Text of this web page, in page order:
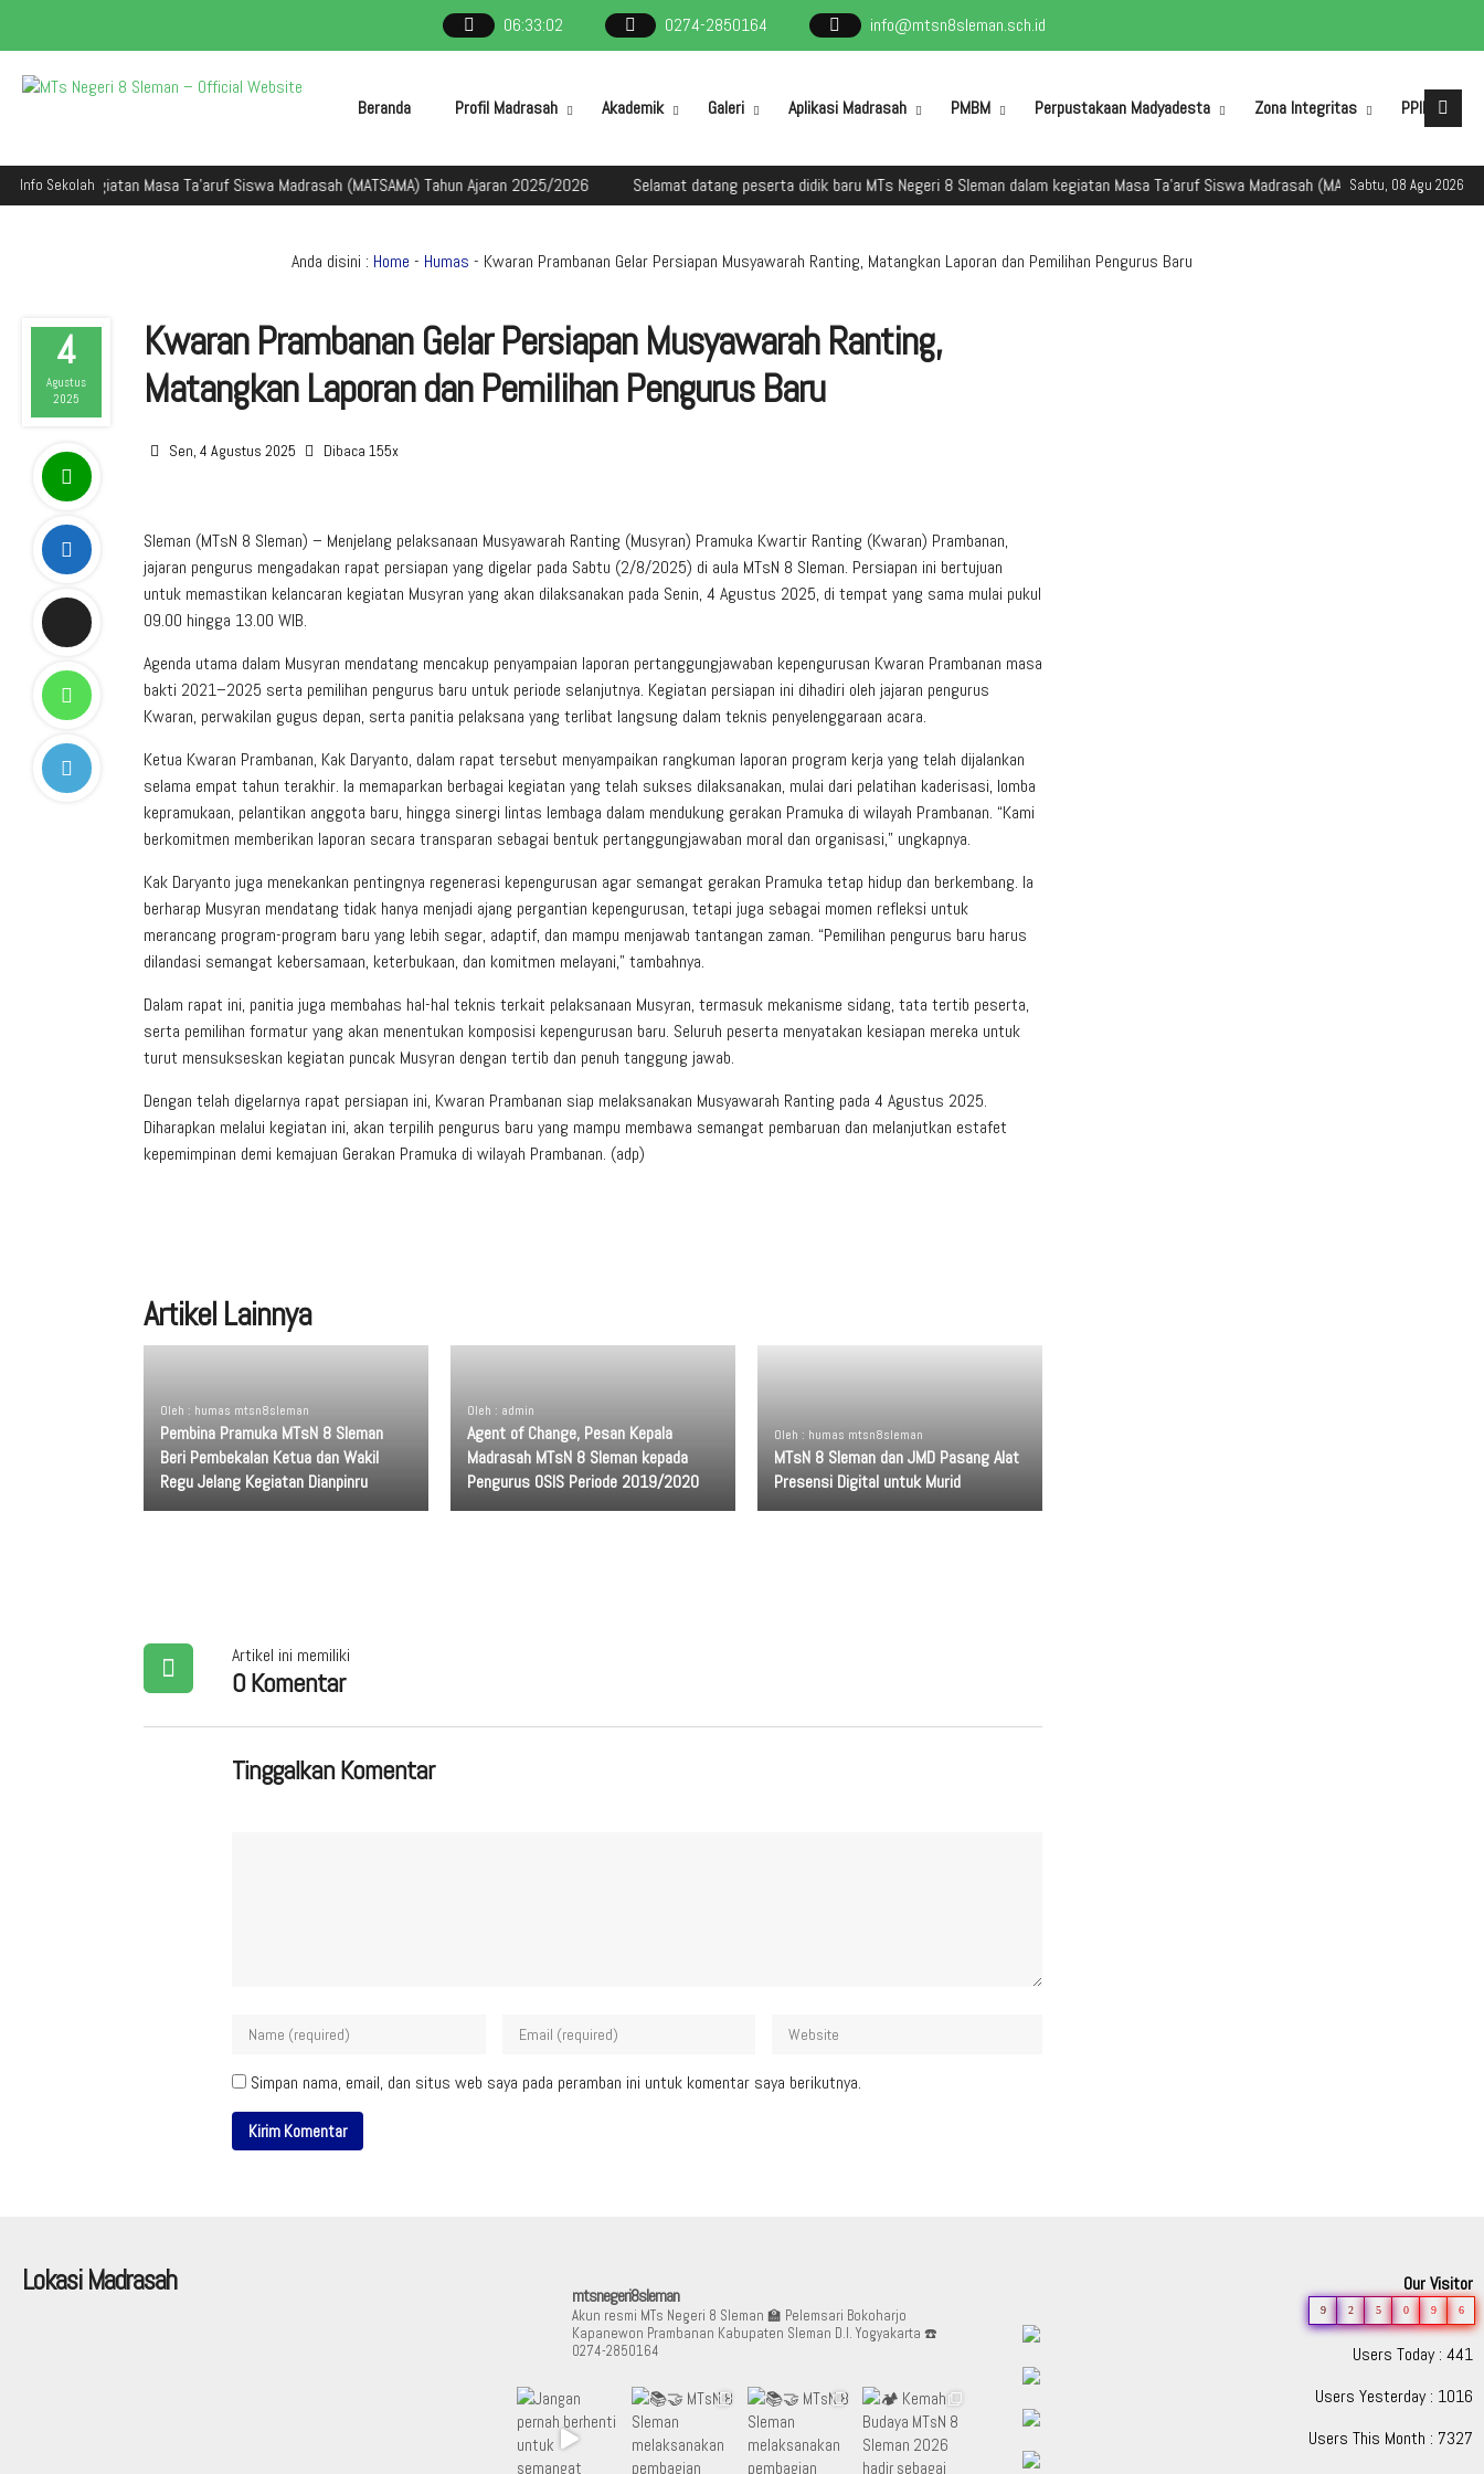
06:33:03 0274-2850164 info@mtsn8sleman.sch.id
Beranda Profil Madrasah Akademik Galeri Aplikasi Madrasah PMBM Perpustakaan Madyadesta Zona Integritas PPID
Info Sekolah Sabtu, 08 Agu 2026
kegiatan Masa Ta'aruf Siswa Madrasah (MATSAMA) Tahun Ajaran 2025/2026 Selamat datang peserta didik baru MTs Negeri 8 Sleman dalam kegiatan Masa Ta'aruf Siswa Madrasah (MATSAMA) Tahun Ajaran 2025/
Anda disini : Home - Humas - Kwaran Prambanan Gelar Persiapan Musyawarah Ranting, Matangkan Laporan dan Pemilihan Pengurus Baru
4
Agustus
2025
Kwaran Prambanan Gelar Persiapan Musyawarah Ranting,
Matangkan Laporan dan Pemilihan Pengurus Baru
Sen, 4 Agustus 2025 Dibaca 155x
Sleman (MTsN 8 Sleman) – Menjelang pelaksanaan Musyawarah Ranting (Musyran) Pramuka Kwartir Ranting (Kwaran) Prambanan,
jajaran pengurus mengadakan rapat persiapan yang digelar pada Sabtu (2/8/2025) di aula MTsN 8 Sleman. Persiapan ini bertujuan
untuk memastikan kelancaran kegiatan Musyran yang akan dilaksanakan pada Senin, 4 Agustus 2025, di tempat yang sama mulai pukul
09.00 hingga 13.00 WIB.
Agenda utama dalam Musyran mendatang mencakup penyampaian laporan pertanggungjawaban kepengurusan Kwaran Prambanan masa
bakti 2021–2025 serta pemilihan pengurus baru untuk periode selanjutnya. Kegiatan persiapan ini dihadiri oleh jajaran pengurus
Kwaran, perwakilan gugus depan, serta panitia pelaksana yang terlibat langsung dalam teknis penyelenggaraan acara.
Ketua Kwaran Prambanan, Kak Daryanto, dalam rapat tersebut menyampaikan rangkuman laporan program kerja yang telah dijalankan
selama empat tahun terakhir. Ia memaparkan berbagai kegiatan yang telah sukses dilaksanakan, mulai dari pelatihan kaderisasi, lomba
kepramukaan, pelantikan anggota baru, hingga sinergi lintas lembaga dalam mendukung gerakan Pramuka di wilayah Prambanan. “Kami
berkomitmen memberikan laporan secara transparan sebagai bentuk pertanggungjawaban moral dan organisasi,” ungkapnya.
Kak Daryanto juga menekankan pentingnya regenerasi kepengurusan agar semangat gerakan Pramuka tetap hidup dan berkembang. Ia
berharap Musyran mendatang tidak hanya menjadi ajang pergantian kepengurusan, tetapi juga sebagai momen refleksi untuk
merancang program-program baru yang lebih segar, adaptif, dan mampu menjawab tantangan zaman. “Pemilihan pengurus baru harus
dilandasi semangat kebersamaan, keterbukaan, dan komitmen melayani,” tambahnya.
Dalam rapat ini, panitia juga membahas hal-hal teknis terkait pelaksanaan Musyran, termasuk mekanisme sidang, tata tertib peserta,
serta pemilihan formatur yang akan menentukan komposisi kepengurusan baru. Seluruh peserta menyatakan kesiapan mereka untuk
turut mensukseskan kegiatan puncak Musyran dengan tertib dan penuh tanggung jawab.
Dengan telah digelarnya rapat persiapan ini, Kwaran Prambanan siap melaksanakan Musyawarah Ranting pada 4 Agustus 2025.
Diharapkan melalui kegiatan ini, akan terpilih pengurus baru yang mampu membawa semangat pembaruan dan melanjutkan estafet
kepemimpinan demi kemajuan Gerakan Pramuka di wilayah Prambanan. (adp)
Artikel Lainnya
Oleh : humas mtsn8sleman
Pembina Pramuka MTsN 8 Sleman
Beri Pembekalan Ketua dan Wakil
Regu Jelang Kegiatan Dianpinru
Oleh : admin
Agent of Change, Pesan Kepala
Madrasah MTsN 8 Sleman kepada
Pengurus OSIS Periode 2019/2020
Oleh : humas mtsn8sleman
MTsN 8 Sleman dan JMD Pasang Alat
Presensi Digital untuk Murid
Artikel ini memiliki
0 Komentar
Tinggalkan Komentar
Simpan nama, email, dan situs web saya pada peramban ini untuk komentar saya berikutnya.
Lokasi Madrasah mtsnegeri8sleman
Akun resmi MTs Negeri 8 Sleman 🏫 Pelemsari Bokoharjo
Kapanewon Prambanan Kabupaten Sleman D.I. Yogyakarta ☎️
0274-2850164
Our Visitor
9 2 5 0 9 6
Users Today : 441
Users Yesterday : 1016
Users This Month : 7327